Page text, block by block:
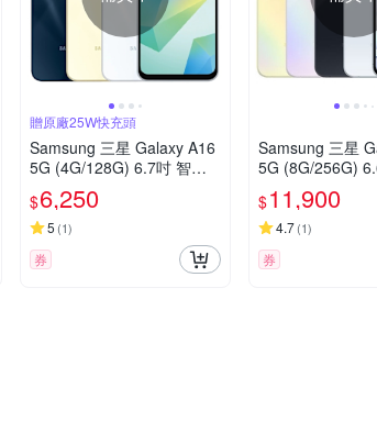
贈原廠25W快充頭
Samsung 三星 Galaxy A16
5G (4G/128G) 6.7吋 智慧
型手機 贈25W快充頭
$6,250
5 (1)
券
Samsung 三星
5G (8G/256G)
型手機
$11,900
4.7(1)
券